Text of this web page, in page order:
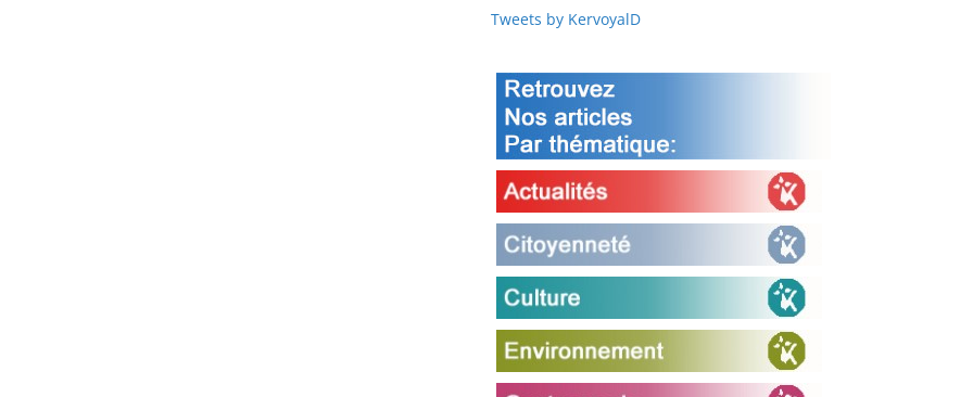
Tweets by KervoyalD